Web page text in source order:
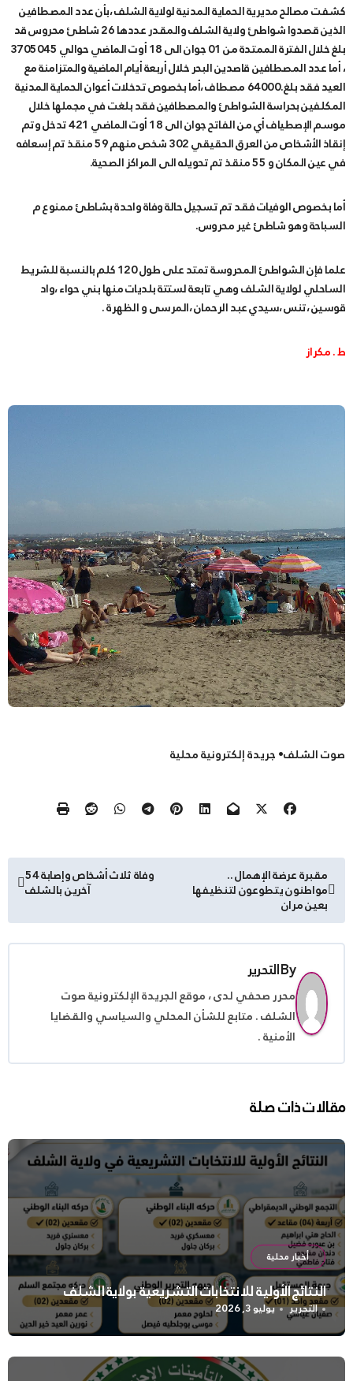
كشفت مصالح مديرية الحماية المدنية لولاية الشلف ،بأن عدد المصطافين
الذين قصدوا شواطئ ولاية الشلف والمقدر عددها 26 شاطئ محروس قد
بلغ خلال الفترة الممتدة من 01 جوان الى 18 أوت الماضي حوالي 3705045
، أما عدد المصطافين قاصدين البحر خلال أربعة أيام الماضية والمتزامنة مع
العيد فقد بلغ.64000 مصطاف ،أما بخصوص تدخلات أعوان الحماية المدنية
المكلفين بحراسة الشواطئ والمصطافين فقد بلغت في مجملها خلال
موسم الإصطياف أي من الفاتح جوان الى 18 أوت الماضي 421 تدخل وتم
إنقاذ الأشخاص من العرق الحقيقي 302 شخص منهم 59 منقذ تم إسعافه
في عين المكان و 55 منقذ تم تحويله الى المراكز الصحية.
أما بخصوص الوفيات فقد تم تسجيل حالة وفاة واحدة بشاطئ ممنوع م
السباحة وهو شاطئ غير محروس.
علما فإن الشواطئ المحروسة تمتد على طول 120 كلم بالنسبة للشريط
الساحلي لولاية الشلف وهي تابعة لستتة بلديات منها بني حواء ،واد
قوسين ،تنس ،سيدي عبد الرحمان ،المرسى و الظهرة .
ط . مكراز
صوت الشلف• جريدة إلكترونية محلية
تصفّح
المقالات
مقبرة عرضة الإهمال ..
مواطنون يتطوعون لتنظيفها
بعين مران
وفاة ثلاث أشخاص وإصابة 54
آخرين بالشلف
Byالتحرير
محرر صحفي لدى ، موقع الجريدة الإلكترونية صوت
الشلف . متابع للشأن المحلي والسياسي والقضايا
الأمنية .
مقالات ذات صلة
أخبار محلية
النتائج الأولية للانتخابات التشريعية بولاية الشلف
التحرير يوليو 3, 2026